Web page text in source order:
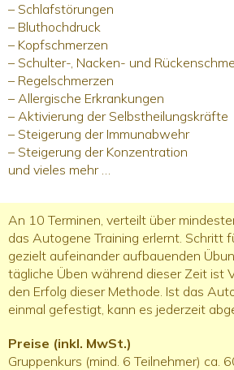
– Schlafstörungen
– Bluthochdruck
– Kopfschmerzen
– Schulter-, Nacken- und
– Regelschmerzen
– Allergische Erkrankungen
– Aktivierung der Selbstheilungskräfte
– Steigerung der Immunabwehr
– Steigerung der Konzentration
und vieles mehr …
An 10 Terminen, verteilt über
das Autogene Training erlernt. Schritt
gezielt aufeinander aufbauenden
tägliche Üben während dieser Zeit ist
den Erfolg dieser Methode. Ist das
einmal gefestigt, kann es jederzeit
Preise (inkl. MwSt.)
Gruppenkurs (mind. 6 Teilnehmer) ca.